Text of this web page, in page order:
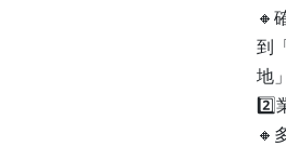
🔸
到
地
2️⃣
🔸